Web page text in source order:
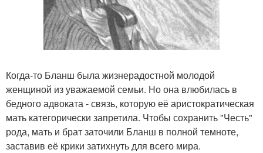
Когда-то Бланш была жизнерадостной молодой
женщиной из уважаемой семьи. Но она влюбилась в
бедного адвоката - связь, которую её аристократическая
мать категорически запретила. Чтобы сохранить "Честь"
рода, мать и брат заточили Бланш в полной темноте,
заставив её крики затихнуть для всего мира.